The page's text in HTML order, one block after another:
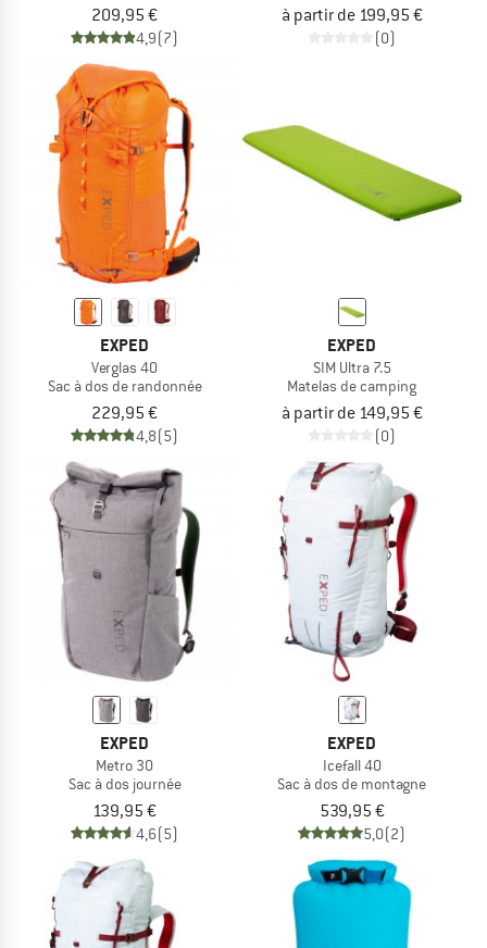
209,95 €
4,9(7)
à partir de 199,95 €
(0)
EXPED
Verglas 40
Sac à dos de randonnée
229,95 €
4,8(5)
EXPED
SIM Ultra 7.5
Matelas de camping
à partir de 149,95 €
(0)
EXPED
Metro 30
Sac à dos journée
139,95 €
4,6(5)
EXPED
Icefall 40
Sac à dos de montagne
539,95 €
5,0(2)